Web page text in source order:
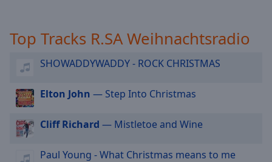
window.
Beginning
dialog
window.
R.SA Gute Laune Classics
Top Tracks R.SA Weihnachtsradio
SHOWADDYWADDY - ROCK CHRISTMAS
Elton John — Step Into Christmas
Cliff Richard — Mistletoe and Wine
Paul Young - What Christmas means to me